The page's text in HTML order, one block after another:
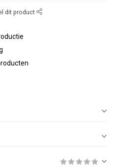
dit product